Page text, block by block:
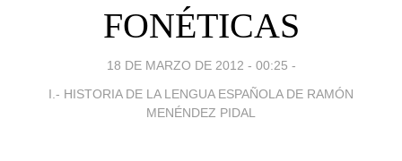
FONÉTICAS
18 DE MARZO DE 2012 - 00:25 -
I.- HISTORIA DE LA LENGUA ESPAÑOLA DE RAMÓN
MENÉNDEZ PIDAL